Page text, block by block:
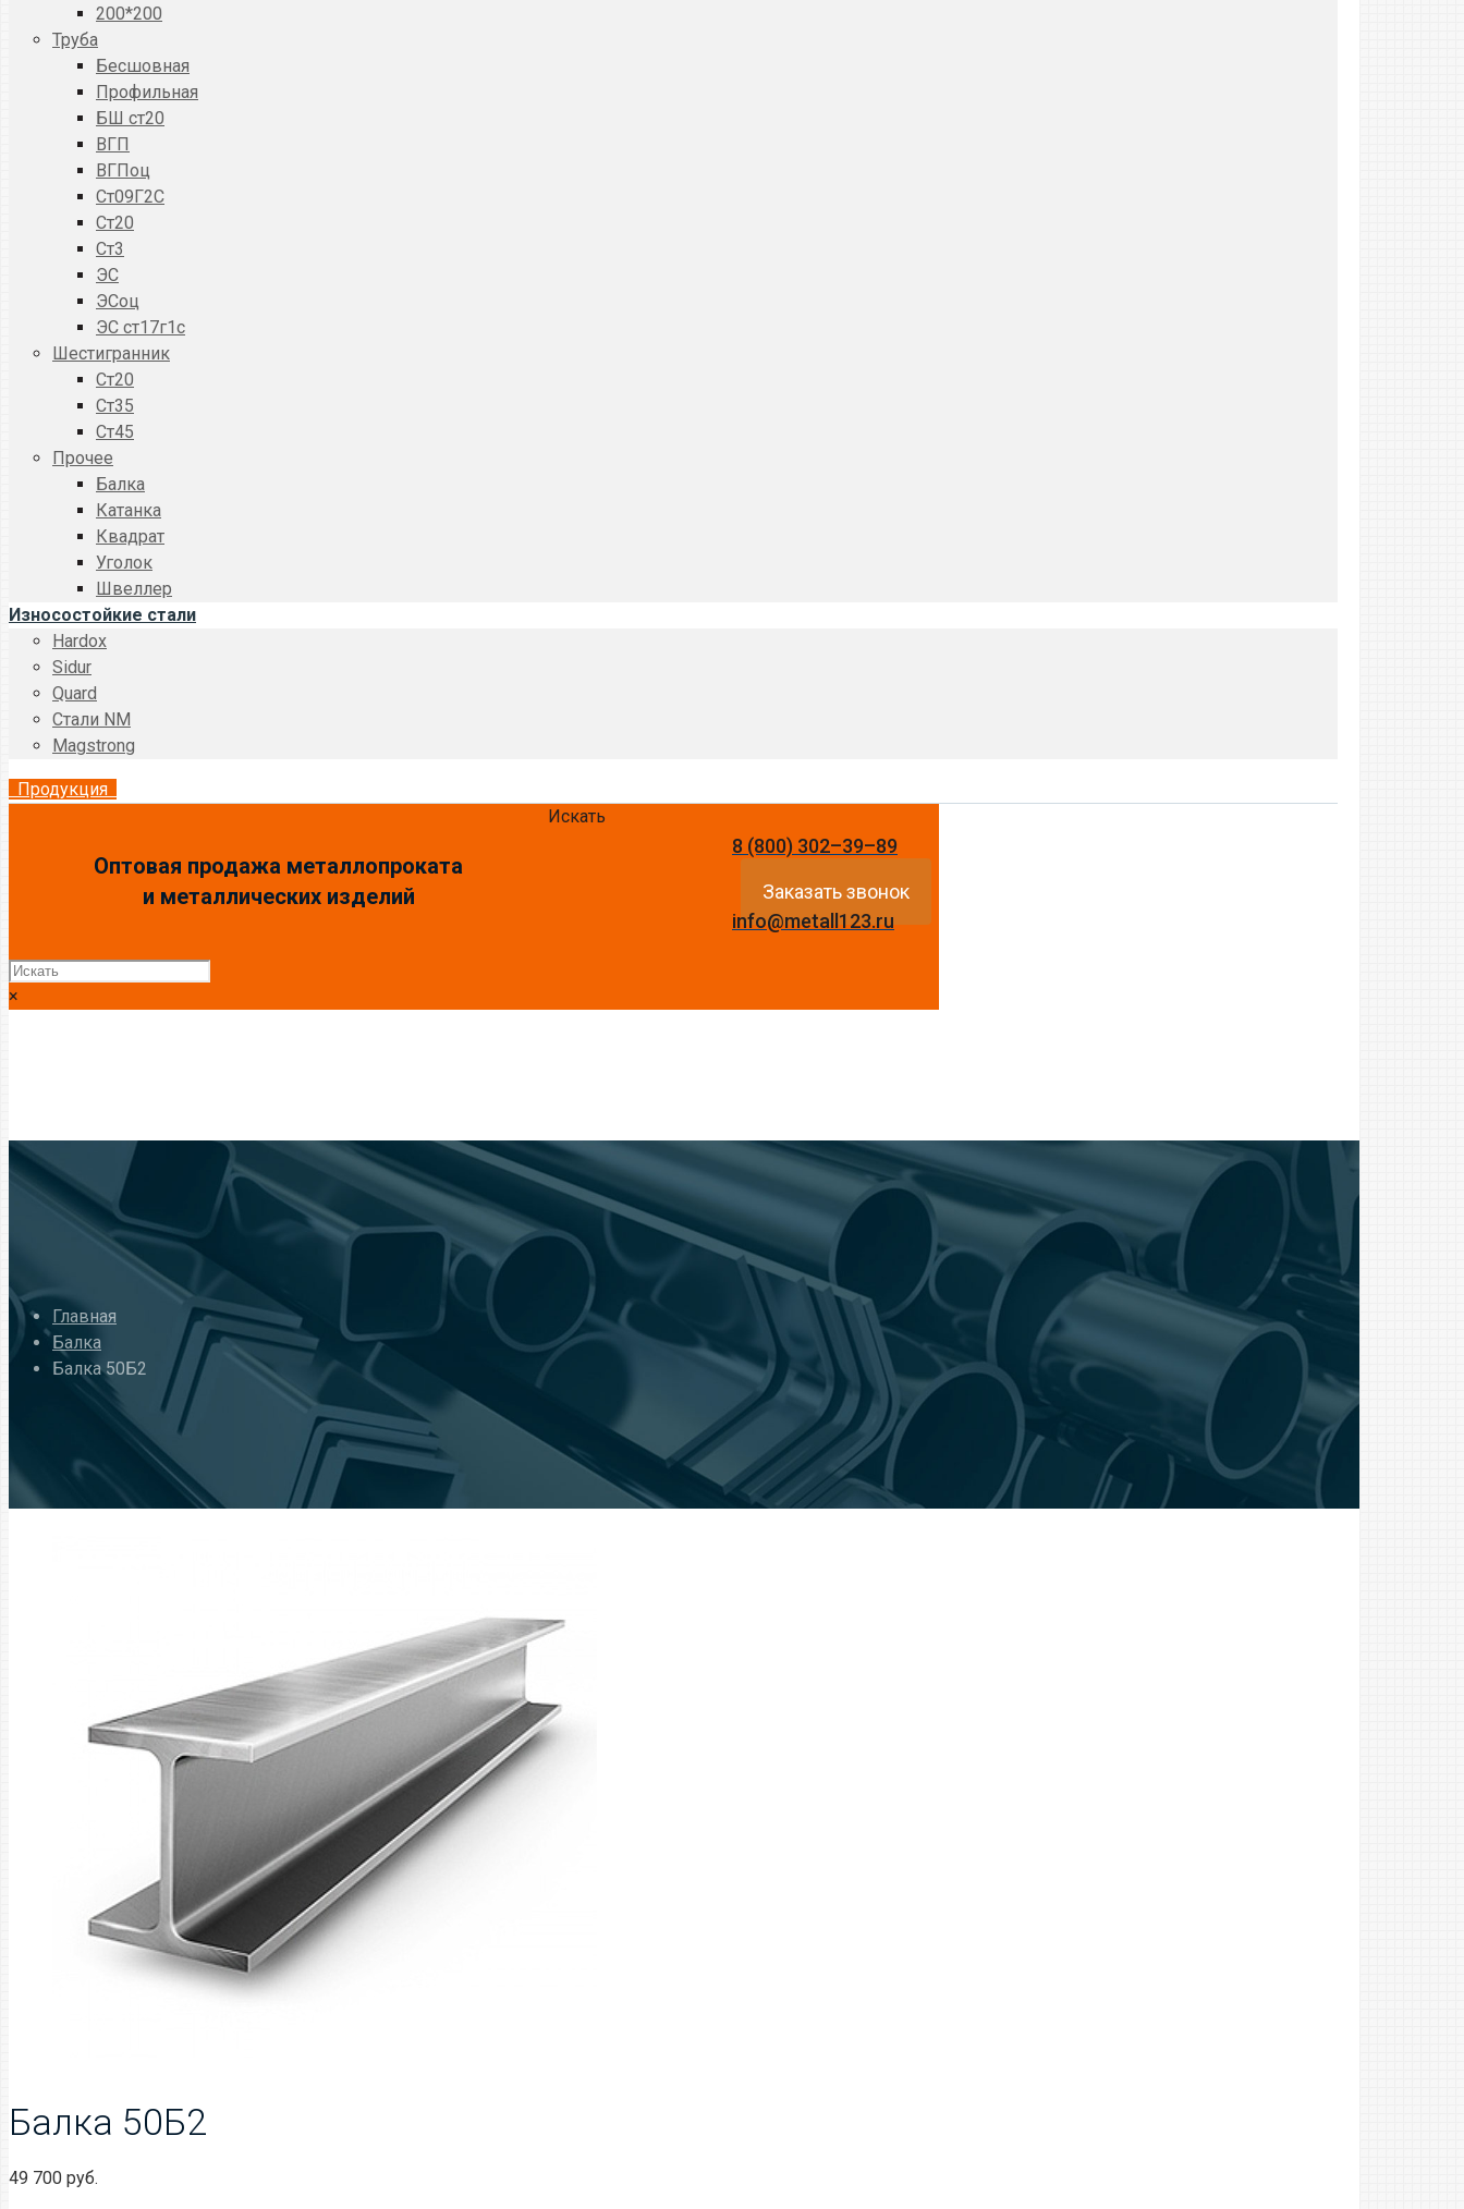
200*200
Труба
Бесшовная
Профильная
БШ ст20
ВГП
ВГПоц
Ст09Г2С
Ст20
Ст3
ЭС
ЭСоц
ЭС ст17г1с
Шестигранник
Ст20
Ст35
Ст45
Прочее
Балка
Катанка
Квадрат
Уголок
Швеллер
Износостойкие стали
Hardox
Sidur
Quard
Стали NM
Magstrong
Продукция
Оптовая продажа металлопроката
и металлических изделий
8 (800) 302–39–89
Заказать звонок
info@metall123.ru
Искать
×
Главная
Балка
Балка 50Б2
Балка 50Б2
49 700 руб.